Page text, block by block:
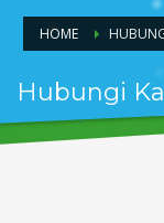
HOME
Hubungi